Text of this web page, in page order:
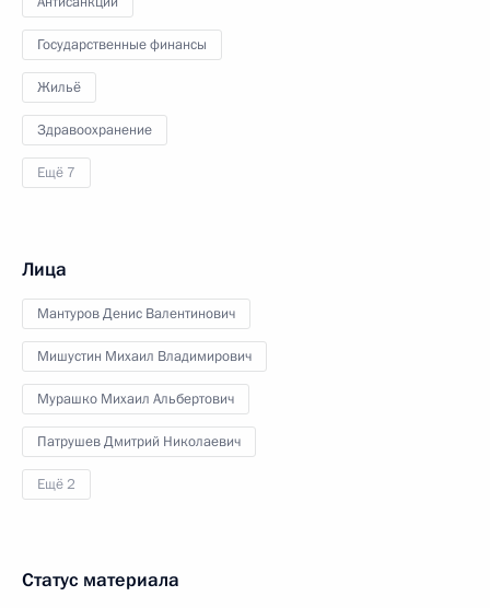
Государственные финансы
Жильё
Здравоохранение
Ещё 7
Лица
Мантуров Денис Валентинович
Мишустин Михаил Владимирович
Мурашко Михаил Альбертович
Патрушев Дмитрий Николаевич
Ещё 2
Статус материала